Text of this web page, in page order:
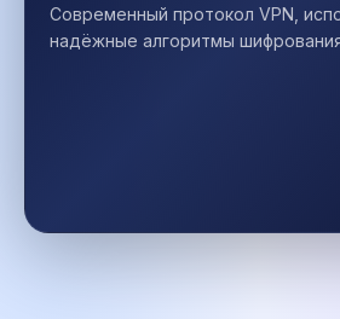
Современный протокол VPN,
надёжные алгоритмы